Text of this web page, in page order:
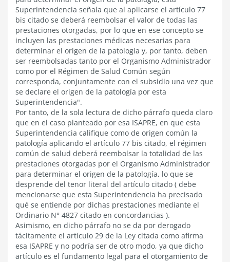
Superintendencia señala que al aplicarse el artículo 77
bis citado se deberá reembolsar el valor de todas las
prestaciones otorgadas, por lo que en ese concepto se
incluyen las prestaciones médicas necesarias para
determinar el origen de la patología y, por tanto, deben
ser reembolsadas tanto por el Organismo Administrador
como por el Régimen de Salud Común según
corresponda, conjuntamente con el subsidio una vez que
se declare el origen de la patología por esta
Superintendencia".
Por tanto, de la sola lectura de dicho párrafo queda claro
que en el caso planteado por esa ISAPRE, en que esta
Superintendencia califique como de origen común la
patología aplicando el artículo 77 bis citado, el régimen
común de salud deberá reembolsar la totalidad de las
prestaciones otorgadas por el Organismo Administrador
para determinar el origen de la patología, lo que se
desprende del tenor literal del artículo citado ( debe
mencionarse que esta Superintendencia ha precisado
qué se entiende por dichas prestaciones mediante el
Ordinario N° 4827 citado en concordancias ).
Asimismo, en dicho párrafo no se da por derogado
tácitamente el artículo 29 de la Ley citada como afirma
esa ISAPRE y no podría ser de otro modo, ya que dicho
artículo es el fundamento legal para el otorgamiento de